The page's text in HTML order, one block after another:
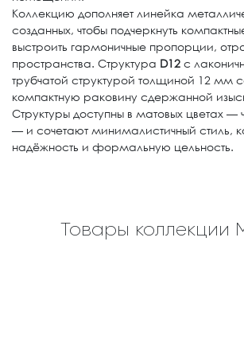
Коллекцию дополняет линейка
созданных, чтобы подчеркнуть
выстроить гармоничные пропорции,
пространства. Структура D12 с
трубчатой структурой толщиной 12 мм
компактную раковину сдержанной
Структуры доступны в матовых цветах
— и сочетают минималистичный стиль,
надёжность и формальную цельность.
Товары коллекции